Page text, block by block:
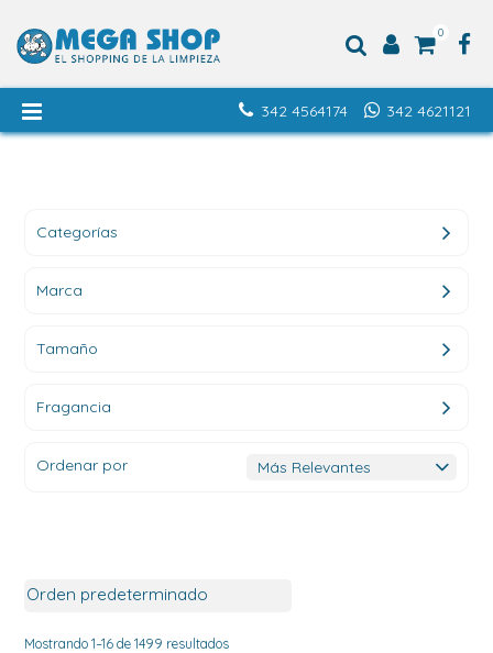
0
342 4621121
342 4564174
Categorías
Marca
Tamaño
Fragancia
Ordenar por
Mostrando 1–16 de 1499 resultados